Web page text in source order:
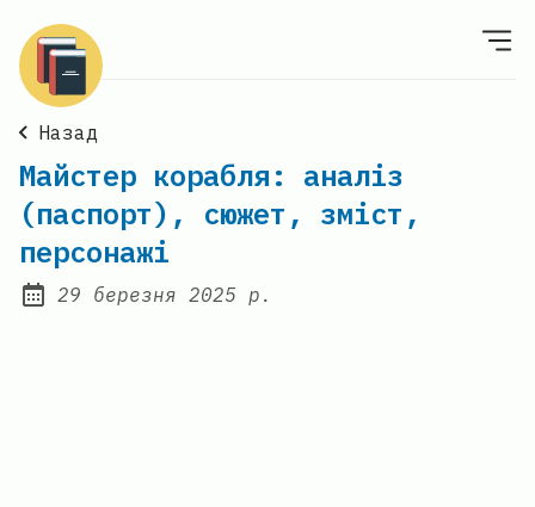
Назад
Майстер корабля: аналіз
(паспорт), сюжет, зміст,
персонажі
Posted on:
29 березня 2025 р.